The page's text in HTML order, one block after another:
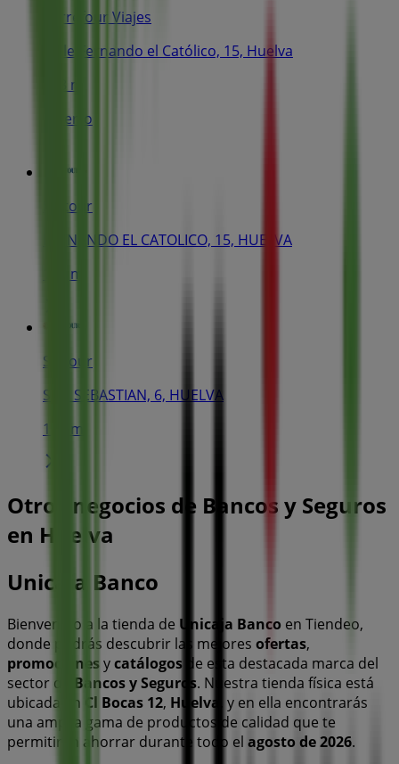
Carrefour Viajes
Calle Fernando el Católico, 15, Huelva
158 m
Abierto
Soltour
FERNANDO EL CATOLICO, 15, HUELVA
158 m
Soltour
SAN SEBASTIAN, 6, HUELVA
164 m
Otros negocios de Bancos y Seguros
en Huelva
Unicaja Banco
Bienvenido a la tienda de Unicaja Banco en Tiendeo,
donde podrás descubrir las mejores ofertas,
promociones ycatálogos de esta destacada marca del
sector de
Bancos y Seguros. Nuestra tienda física está
ubicada en Cl Bocas 12, Huelva , y en ella encontrarás
una amplia gama de productos de calidad que te
permitirán ahorrar durante todo el agosto de 2026.